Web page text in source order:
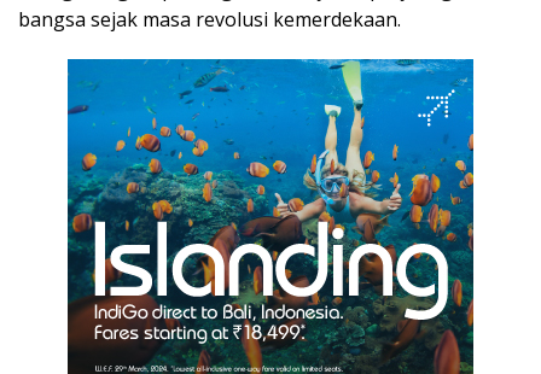
bangsa sejak masa revolusi kemerdekaan.